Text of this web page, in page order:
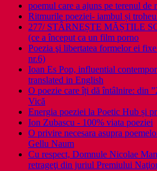
poemul care a ajuns pe terenul de
Ritmurile poeziei- iambul și
277/ STÂRNEȘTE MĂȘTILE
(ce a început ca un film porno
Poezia şi libertatea formelor ei
nr.6)
Ioan Es Pop, influential
translated in English
O poezie care îți dă întâlnire: din
Vică
Energia poeziei la Poetic Hub și
Ion Zubascu - 100% viata poeziei
O privire necesara asupra
Gellu Naum
Cu respect, Domnule Nicolae
retrageţi din juriul Premiului